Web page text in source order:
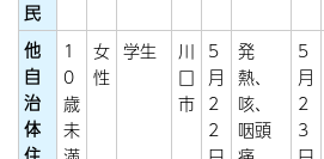
民
他
自
治
体
1
0
歳
未
女
性
学生
川
口
市
5
月
2
2
発
熱、
咳、
咽頭
5
月
2
3